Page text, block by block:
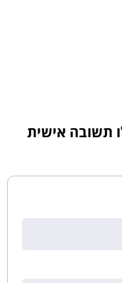
תשובה אישית